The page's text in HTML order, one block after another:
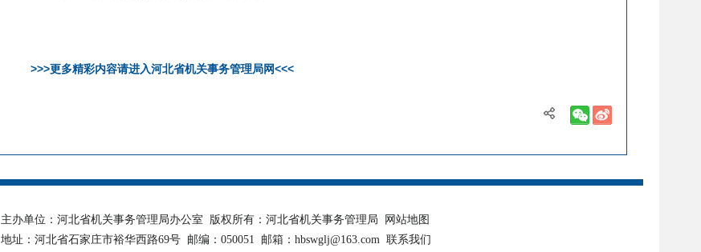
>>>更多精彩内容请进入河北省机关事务管理局网<<<
主办单位：河北省机关事务管理局办公室 版权所有：河北省机关事务管理局
网站地图
地址：河北省石家庄市裕华西路69号 邮编：050051 邮箱：hbswglj@163.com 联系我们